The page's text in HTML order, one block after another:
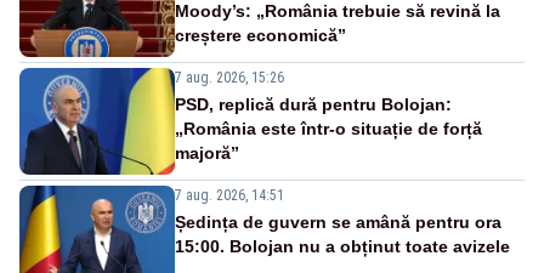
Moody’s: „România trebuie să revină la
creștere economică”
7 aug. 2026, 15:26
PSD, replică dură pentru Bolojan:
„România este într-o situație de forță
majoră”
7 aug. 2026, 14:51
Ședința de guvern se amână pentru ora
15:00. Bolojan nu a obținut toate avizele